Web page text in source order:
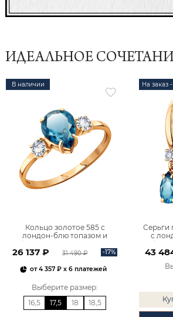
ИДЕАЛЬНОЕ
В наличии
Кольцо золотое 585 с
лондон‑блю топазом и
фианитами 1101174-00740
26 137 ₽ 31 490 ₽ -17%
от4 357 ₽ x 6 платежей
Выберите размер:
16,5
17,5 18 18,5
На заказ
Серьги
с
43